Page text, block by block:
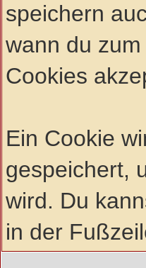
speichern
wann du
Cookies
Ein Cookie
gespeichert,
wird. Du
in der